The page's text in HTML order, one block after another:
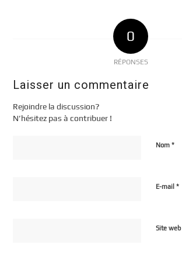
0
RÉPONSES
Laisser un commentaire
Rejoindre la discussion?
N’hésitez pas à contribuer !
Nom*
E-mail*
Site web